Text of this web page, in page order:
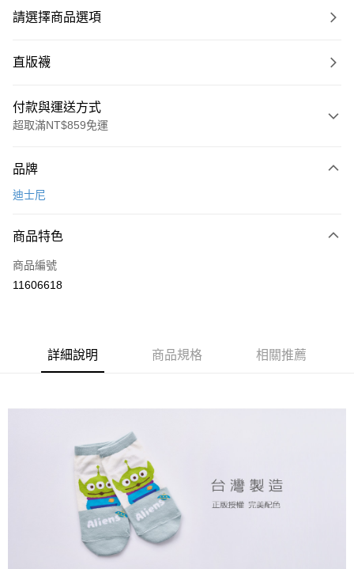
請選擇商品選項
直版襪
付款與運送方式
超取滿NT$859免運
信用卡一次付款
LINE Pay
Apple Pay
ATM付款
每筆NT$80，滿NT$899(含以上)免運費
付款後全家取貨
每筆NT$80，滿NT$859(含以上)免運費
7-11取貨付款
每筆NT$80，滿NT$899(含以上)免運費
品牌
迪士尼
商品特色
商品編號
11606618
詳細說明 商品規格 相關推薦